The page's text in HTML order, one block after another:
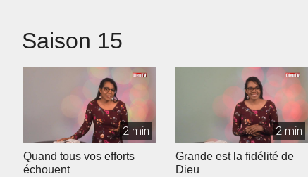
Saison 15
2 min
Quand tous vos efforts
échouent
2 min
Grande est la fidélité de
Dieu